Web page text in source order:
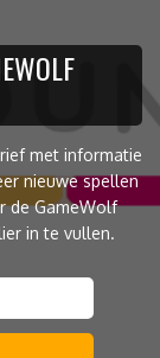
met informatie
nieuwe spellen
de GameWolf
in te vullen.